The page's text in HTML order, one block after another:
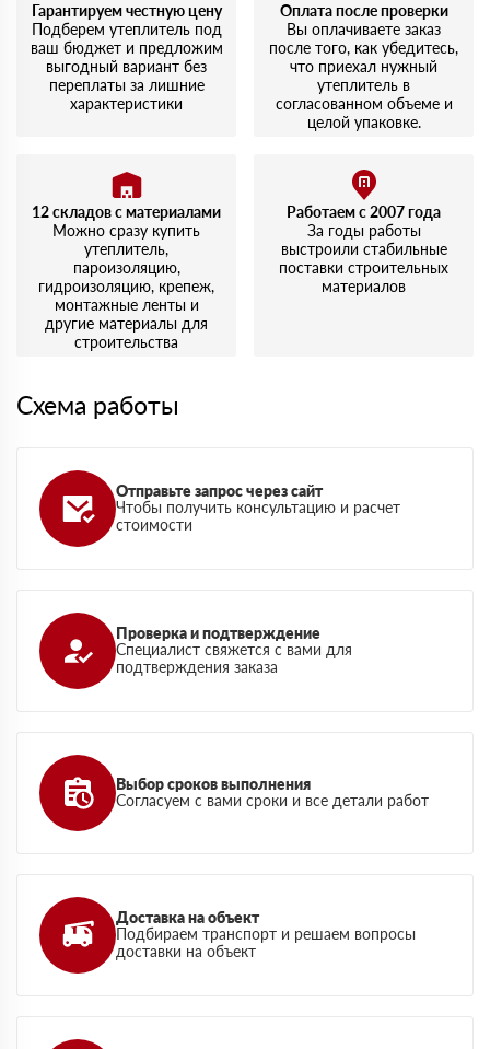
Гарантируем честную цену
Подберем утеплитель под
ваш бюджет и предложим
выгодный вариант без
переплаты за лишние
характеристики
Оплата после проверки
Вы оплачиваете заказ
после того, как убедитесь,
что приехал нужный
утеплитель в
согласованном объеме и
целой упаковке.
12 складов с материалами
Можно сразу купить
утеплитель,
пароизоляцию,
гидроизоляцию, крепеж,
монтажные ленты и
другие материалы для
строительства
Работаем с 2007 года
За годы работы
выстроили стабильные
поставки строительных
материалов
Схема работы
Отправьте запрос через сайт
Чтобы получить консультацию и расчет
стоимости
Проверка и подтверждение
Специалист свяжется с вами для
подтверждения заказа
Выбор сроков выполнения
Согласуем с вами сроки и все детали работ
Доставка на объект
Подбираем транспорт и решаем вопросы
доставки на объект